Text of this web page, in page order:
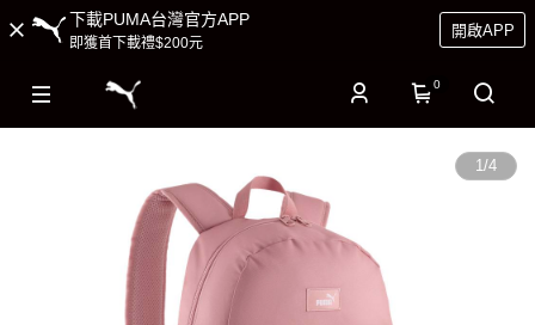
下載PUMA台灣官方APP
即獲首下載禮$200元
開啟APP
0
1/4